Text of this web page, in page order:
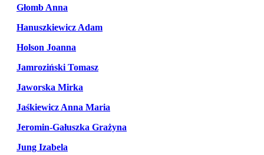
Głomb Anna
Hanuszkiewicz Adam
Holson Joanna
Jamroziński Tomasz
Jaworska Mirka
Jaśkiewicz Anna Maria
Jeromin-Gałuszka Grażyna
Jung Izabela